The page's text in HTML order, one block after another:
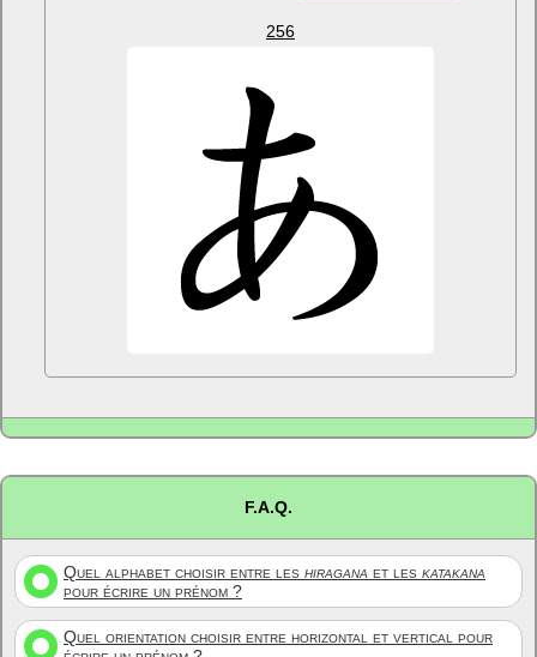
256
F.A.Q.
Quel alphabet choisir entre les hiragana et les katakana
pour écrire un prénom ?
Quel orientation choisir entre horizontal et vertical pour